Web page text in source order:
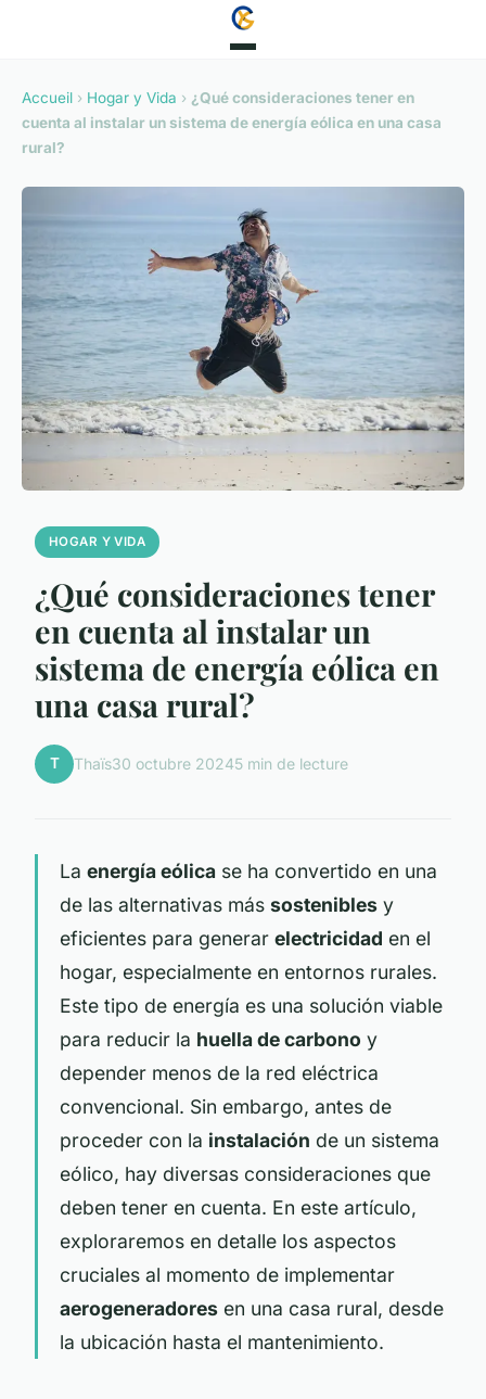
Accueil › Hogar y Vida › ¿Qué consideraciones tener en
cuenta al instalar un sistema de energía eólica en una casa
rural?
HOGAR Y VIDA
¿Qué consideraciones tener
en cuenta al instalar un
sistema de energía eólica en
una casa rural?
T Thaïs30 octubre 20245 min de lecture
La energía eólica se ha convertido en una
de las alternativas más sostenibles y
eficientes para generar electricidad en el
hogar, especialmente en entornos rurales.
Este tipo de energía es una solución viable
para reducir la huella de carbono y
depender menos de la red eléctrica
convencional. Sin embargo, antes de
proceder con la instalación de un sistema
eólico, hay diversas consideraciones que
deben tener en cuenta. En este artículo,
exploraremos en detalle los aspectos
cruciales al momento de implementar
aerogeneradores en una casa rural, desde
la ubicación hasta el mantenimiento.